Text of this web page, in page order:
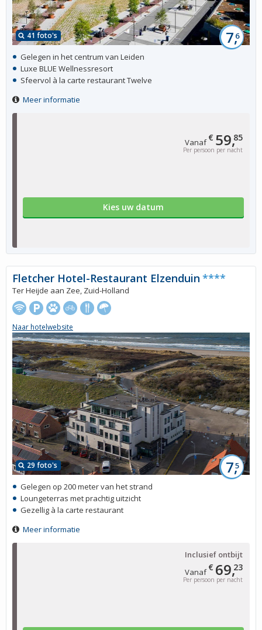
Vanaf€ 59,85
Per persoon per nacht
Kies uw datum
41 foto's 7,6
Gelegen in het centrum van Leiden
Luxe BLUE Wellnessresort
Sfeervol à la carte restaurant Twelve
Meer informatie
Vanaf€ 69,23
Per persoon per nacht
Inclusief ontbijt
29 foto's 7,5
Fletcher Hotel-Restaurant Elzenduin ****
Ter Heijde aan Zee, Zuid-Holland
Naar hotelwebsite
Gelegen op 200 meter van het strand
Loungeterras met prachtig uitzicht
Gezellig à la carte restaurant
Meer informatie